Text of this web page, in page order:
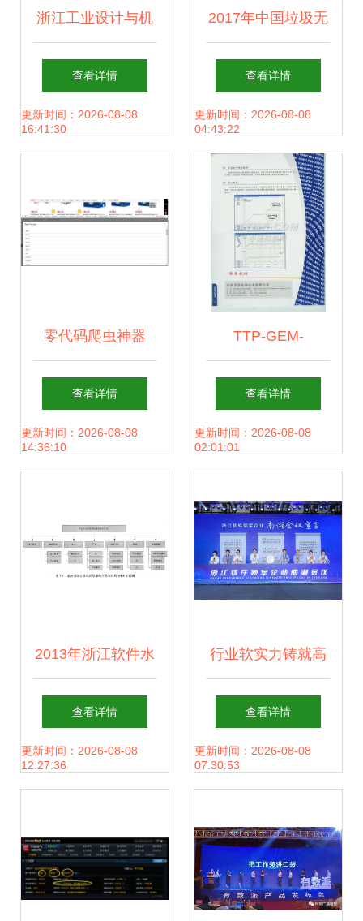
浙江工业设计与机
械发泡机产品的机
械开发及软件开发
查看详情
更新时间：2026-08-08
16:41:30
2017年中国垃圾无
害化处理行业发展
现状分析与前景展
查看详情
更新时间：2026-08-08
04:43:22
零代码爬虫神器
Chrome插件Web
Scraper高效抓取
江开发者必备指
南）
查看详情
更新时间：2026-08-08
14:36:10
TTP-GEM-
MicroSaaS 浙江软
件开发的深耕之路
查看详情
更新时间：2026-08-08
02:01:01
2013年浙江软件水
平考试考前冲刺卷
软件开发实战解析
查看详情
更新时间：2026-08-08
12:27:36
行业软实力铸就高
质量发展硬底气
——浙江软件开发
侧记
查看详情
更新时间：2026-08-08
07:30:53